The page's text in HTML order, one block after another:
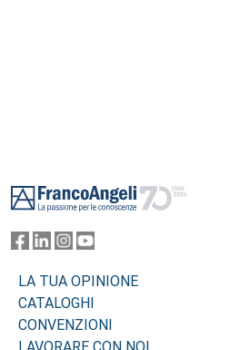
LA TUA OPINIONE
CATALOGHI
CONVENZIONI